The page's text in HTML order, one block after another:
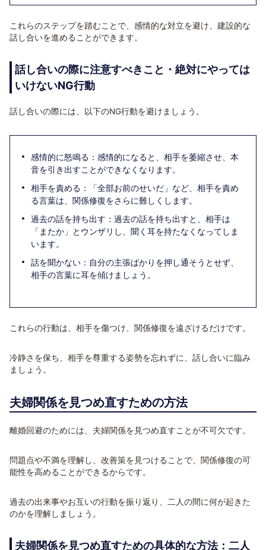
これらのステップを踏むことで、感情的な対立を避け、建設的な
話し合いを進めることができます。
話し合いの際に注意すべきこと・絶対にやっては
いけないNG行動
話し合いの際には、以下のNG行動を避けましょう。
感情的に怒鳴る：感情的になると、相手を萎縮させ、本
音を引き出すことができなくなります。
相手を責める：「全部お前のせいだ」など、相手を責め
る言葉は、関係修復をさらに難しくします。
過去の話を持ち出す：過去の話を持ち出すと、相手は
「またか」とウンザリし、聞く耳を持たなくなってしま
います。
話を聞かない：自分の主張ばかりを押し通そうとせず、
相手の言葉に耳を傾けましょう。
これらの行動は、相手を傷つけ、関係修復を遠ざけるだけです。
冷静さを保ち、相手を尊重する姿勢を忘れずに、話し合いに臨み
ましょう。
夫婦関係を見つめ直すための方法
離婚回避のためには、夫婦関係を見つめ直すことが不可欠です。
問題点や不満を理解し、改善策を見つけることで、関係修復の可
能性を高めることができるからです。
過去の出来事やお互いの行動を振り返り、二人の間に何が起きた
のかを理解しましょう。
夫婦関係を見つめ直すための具体的な方法：二人